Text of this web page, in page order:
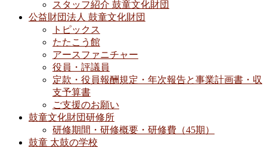
スタッフ紹介 鼓童文化財団
公益財団法人 鼓童文化財団
トピックス
たたこう館
アースファニチャー
役員・評議員
定款・役員報酬規定・年次報告と事業計画書・収
支予算書
ご支援のお願い
鼓童文化財団研修所
研修期間・研修概要・研修費（45期）
鼓童 太鼓の学校